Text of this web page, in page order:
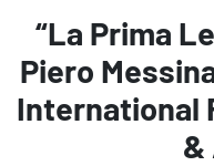
“La Prima
Piero
International
&